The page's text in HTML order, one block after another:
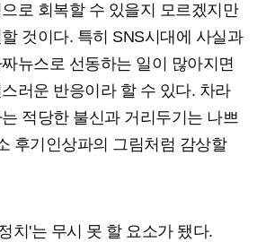
로 회복할 수 있을지 모르겠지만
것이다. 특히 SNS시대에 사실과
뉴스로 선동하는 일이 많아지면
러운 반응이라 할 수 있다. 차라
적당한 불신과 거리두기는 나쁘
후기인상파의 그림처럼 감상할
치'는 무시 못 할 요소가 됐다.